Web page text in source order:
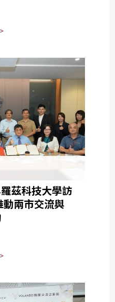
茲科技大學訪
兩市交流與